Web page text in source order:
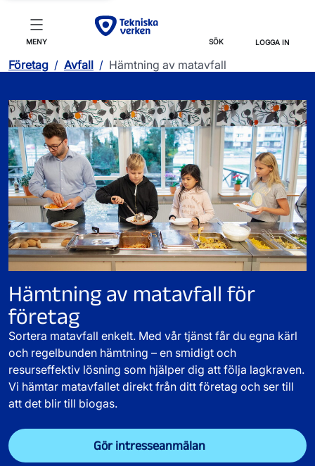
MENY SÖK LOGGA IN
Företag / Avfall / Hämtning av matavfall
Hämtning av matavfall för
företag
Sortera matavfall enkelt. Med vår tjänst får du egna kärl
och regelbunden hämtning – en smidigt och
resurseffektiv lösning som hjälper dig att följa lagkraven.
Vi hämtar matavfallet direkt från ditt företag och ser till
att det blir till biogas.
Gör intresseanmälan